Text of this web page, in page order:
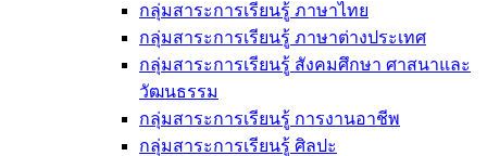
กลุ่มสาระการเรียนรู้ ภาษาไทย
กลุ่มสาระการเรียนรู้ ภาษาต่างประเทศ
กลุ่มสาระการเรียนรู้ สังคมศึกษา ศาสนาและ
วัฒนธรรม
กลุ่มสาระการเรียนรู้ การงานอาชีพ
กลุ่มสาระการเรียนรู้ ศิลปะ